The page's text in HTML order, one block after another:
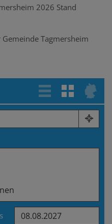
2026 Stand
Tagmersheim